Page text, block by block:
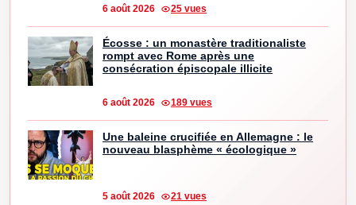
6 août 2026 25 vues
Écosse : un monastère traditionaliste
rompt avec Rome après une
consécration épiscopale illicite
6 août 2026 189 vues
Une baleine crucifiée en Allemagne : le
nouveau blasphème « écologique »
5 août 2026 21 vues